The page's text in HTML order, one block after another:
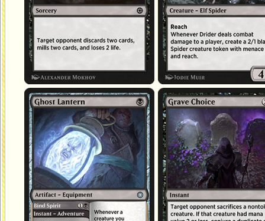
Lanterne à fantôme
Entraver un esprit
Choix funeste